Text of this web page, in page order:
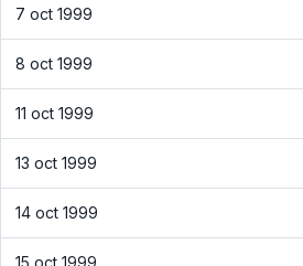
7 oct 1999
8 oct 1999
11 oct 1999
13 oct 1999
14 oct 1999
15 oct 1999